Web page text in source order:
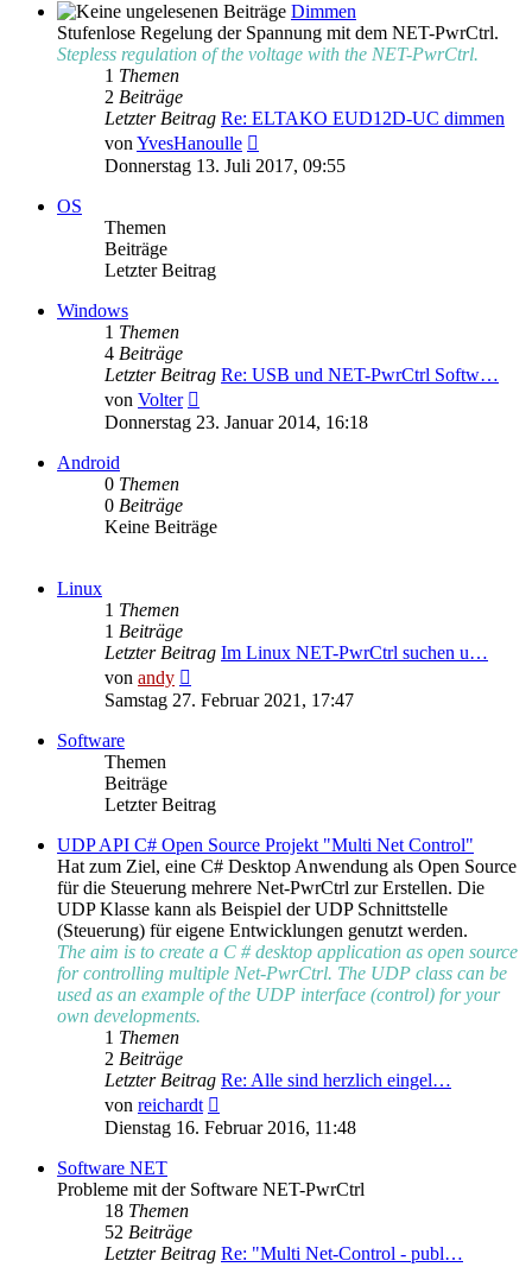
Dimmen
Stufenlose Regelung der Spannung mit dem NET-PwrCtrl.
Stepless regulation of the voltage with the NET-PwrCtrl.
1 Themen
2 Beiträge
Letzter Beitrag Re: ELTAKO EUD12D-UC dimmen
vonYvesHanoulle
Beitrag
Donnerstag 13. Juli 2017, 09:55
OS
Themen
Beiträge
Letzter Beitrag
Windows
1 Themen
4 Beiträge
Letzter Beitrag Re: USB und NET-PwrCtrl Softw…
von Volter
Beitrag
Donnerstag 23. Januar 2014, 16:18
Android
0 Themen
0 Beiträge
Keine Beiträge
Linux
1 Themen
1 Beiträge
Letzter Beitrag Im Linux NET-PwrCtrl suchen u…
von andy
Beitrag
Samstag 27. Februar 2021, 17:47
Software
Themen
Beiträge
Letzter Beitrag
UDP API C# Open Source Projekt "Multi Net Control"
Hat zum Ziel, eine C# Desktop Anwendung als Open Source
für die Steuerung mehrere Net-PwrCtrl zur Erstellen. Die
UDP Klasse kann als Beispiel der UDP Schnittstelle
(Steuerung) für eigene Entwicklungen genutzt werden.
The aim is to create a C # desktop application as open source
for controlling multiple Net-PwrCtrl. The UDP class can be
used as an example of the UDP interface (control) for your
own developments.
1 Themen
2 Beiträge
Letzter Beitrag Re: Alle sind herzlich eingel…
von reichardt
Beitrag
Dienstag 16. Februar 2016, 11:48
Software NET
Probleme mit der Software NET-PwrCtrl
18 Themen
52 Beiträge
Letzter Beitrag Re: "Multi Net-Control - publ…